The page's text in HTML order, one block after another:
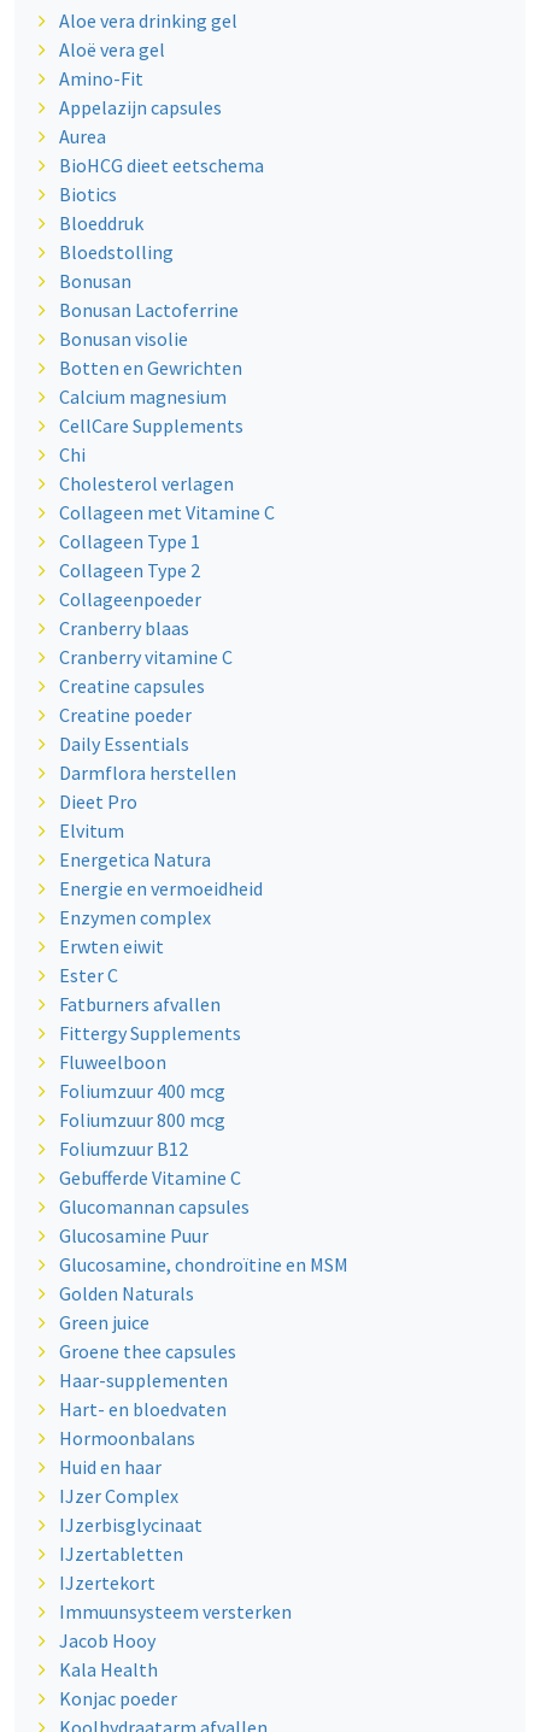
Aloe vera drinking gel
Aloë vera gel
Amino-Fit
Appelazijn capsules
Aurea
BioHCG dieet eetschema
Biotics
Bloeddruk
Bloedstolling
Bonusan
Bonusan Lactoferrine
Bonusan visolie
Botten en Gewrichten
Calcium magnesium
CellCare Supplements
Chi
Cholesterol verlagen
Collageen met Vitamine C
Collageen Type 1
Collageen Type 2
Collageenpoeder
Cranberry blaas
Cranberry vitamine C
Creatine capsules
Creatine poeder
Daily Essentials
Darmflora herstellen
Dieet Pro
Elvitum
Energetica Natura
Energie en vermoeidheid
Enzymen complex
Erwten eiwit
Ester C
Fatburners afvallen
Fittergy Supplements
Fluweelboon
Foliumzuur 400 mcg
Foliumzuur 800 mcg
Foliumzuur B12
Gebufferde Vitamine C
Glucomannan capsules
Glucosamine Puur
Glucosamine, chondroïtine en MSM
Golden Naturals
Green juice
Groene thee capsules
Haar-supplementen
Hart- en bloedvaten
Hormoonbalans
Huid en haar
IJzer Complex
IJzerbisglycinaat
IJzertabletten
IJzertekort
Immuunsysteem versterken
Jacob Hooy
Kala Health
Konjac poeder